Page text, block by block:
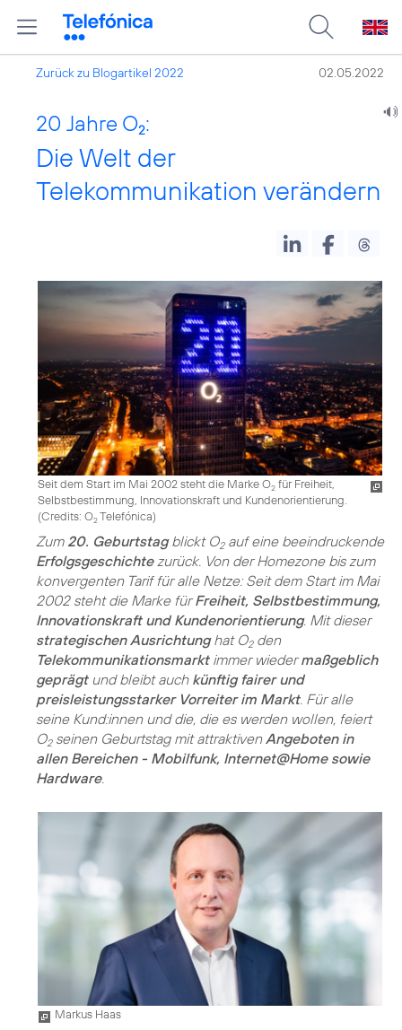
Zurück zu Blogartikel 2022 02.05.2022
20 Jahre O2:
Die Welt der
Telekommunikation verändern
Seit dem Start im Mai 2002 steht die Marke O2 für Freiheit,
Selbstbestimmung, Innovationskraft und Kundenorientierung.
(Credits: O2Telefónica)
Zum 20. Geburtstagblickt O2auf eine beeindruckende
Erfolgsgeschichtezurück. Von der Homezone bis zum
konvergenten Tarif für alle Netze: Seit dem Start im Mai
2002 steht die Marke fürFreiheit, Selbstbestimmung,
Innovationskraft und Kundenorientierung. Mit dieser
strategischen Ausrichtunghat O2den
Telekommunikationsmarktimmer wiedermaßgeblich
geprägtund bleibt auch künftig fairer und
preisleistungsstarker Vorreiter im Markt. Für alle
seine Kund:innen und die, die es werden wollen, feiert
O2seinen Geburtstag mit attraktivenAngeboten in
allen Bereichen - Mobilfunk, Internet@Home sowie
Hardware.
Markus Haas